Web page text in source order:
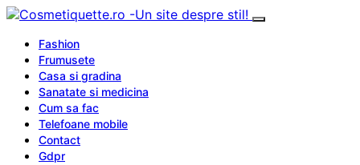
Fashion
Frumusete
Casa si gradina
Sanatate si medicina
Cum sa fac
Telefoane mobile
Contact
Gdpr